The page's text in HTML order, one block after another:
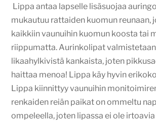
Lippa antaa lapselle lisäsuojaa
mukautuu rattaiden kuomun reunaan,
kaikkiin vaunuihin kuomun koosta tai
riippumatta. Aurinkolipat
likaahylkivistä kankaista, joten
haittaa menoa! Lippa käy hyvin
Lippa kiinnittyy vaunuihin
renkaiden reiän paikat on ommeltu
ompeleella, joten lipassa ei ole